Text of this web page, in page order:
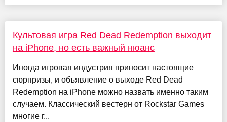
Культовая игра Red Dead Redemption выходит
на iPhone, но есть важный нюанс
Иногда игровая индустрия приносит настоящие
сюрпризы, и объявление о выходе Red Dead
Redemption на iPhone можно назвать именно таким
случаем. Классический вестерн от Rockstar Games
многие г...